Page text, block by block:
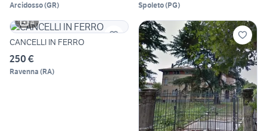
Arcidosso(GR) Spoleto(PG)
4
CANCELLI IN FERRO
250 €
Ravenna (RA)